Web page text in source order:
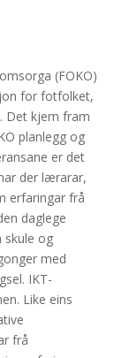
(FOKO)
for fotfolket,
Det kjem fram
planlegg og
er det
der lærarar,
erfaringar frå
daglege
skule og
med
IKT-
Like eins
frå